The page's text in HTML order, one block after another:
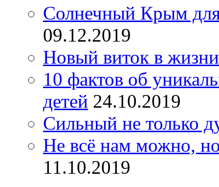
Солнечный Крым
09.12.2019
Новый виток в жизни
10 фактов об
детей 24.10.2019
Сильный не только
Не всё нам можно,
11.10.2019